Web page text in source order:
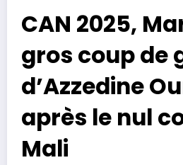
CAN 2025,
gros coup de
d’Azzedine
après le nul
Mali